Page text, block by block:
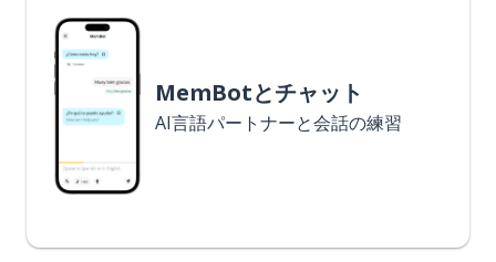
MemBotとチャット
AI言語パートナーと会話の練習